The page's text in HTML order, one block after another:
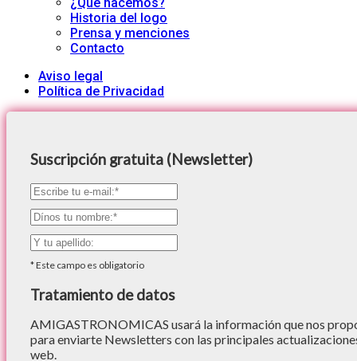
Historia del logo
Prensa y menciones
Contacto
Aviso legal
Política de Privacidad
Suscripción gratuita (Newsletter)
*Este campo es obligatorio
Tratamiento de datos
AMIGASTRONOMICAS usará la información que nos
para enviarte Newsletters con las principales
web.